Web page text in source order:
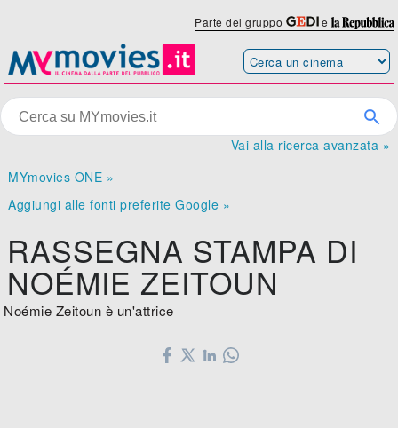
Parte del gruppo e
Vai alla ricerca avanzata »
MYmovies ONE »
Aggiungi alle fonti preferite Google »
RASSEGNA STAMPA DI
NOÉMIE ZEITOUN
Noémie Zeitoun è un'attrice